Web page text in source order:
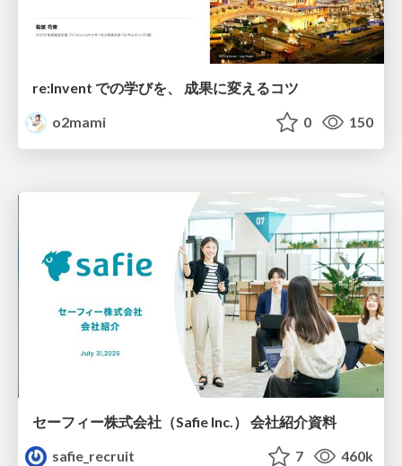
re:Invent での学びを、 成果に変えるコツ
o2mami
0 150
セーフィー株式会社（Safie Inc.） 会社紹介資料
safie_recruit
7 460k